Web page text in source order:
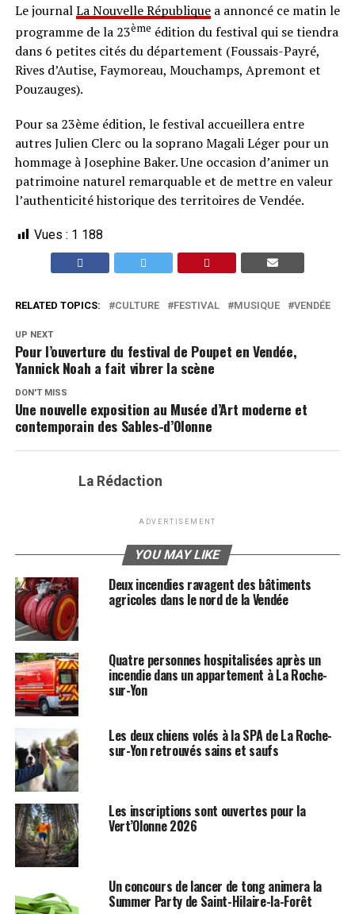
Le journalLa Nouvelle Républiquea annoncé ce matin le
programme de la 23ème édition du festival qui se tiendra
dans 6 petites cités du département (Foussais-Payré,
Rives d’Autise, Faymoreau, Mouchamps, Apremont et
Pouzauges).
Pour sa 23ème édition, le festival accueillera entre
autres Julien Clerc ou la soprano Magali Léger pour un
hommage à Josephine Baker. Une occasion d’animer un
patrimoine naturel remarquable et de mettre en valeur
l’authenticité historique des territoires de Vendée.
Vues : 1 188
RELATED TOPICS: CULTURE FESTIVAL MUSIQUE VENDÉE
UP NEXT
Pour l’ouverture du festival de Poupet en Vendée,
Yannick Noah a fait vibrer la scène
DON'T MISS
Une nouvelle exposition au Musée d’Art moderne et
contemporain des Sables-d’Olonne
La Rédaction
ADVERTISEMENT
YOU MAY LIKE
Deux incendies ravagent des bâtiments
agricoles dans le nord de la Vendée
Quatre personnes hospitalisées après un
incendie dans un appartement à La Roche-
sur-Yon
Les deux chiens volés à la SPA de La Roche-
sur-Yon retrouvés sains et saufs
Les inscriptions sont ouvertes pour la
Vert’Olonne 2026
Un concours de lancer de tong animera la
Summer Party de Saint-Hilaire-la-Forêt